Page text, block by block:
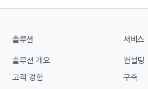
솔루션
솔루션 개요
고객 경험
서비스
컨설팅
구축